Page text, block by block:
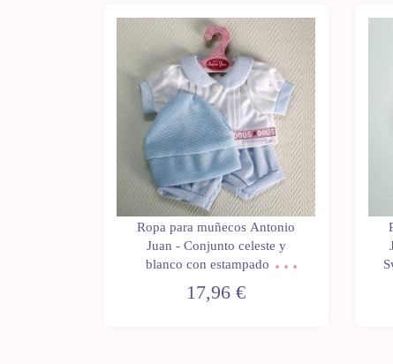
Ropa para muñecos Antonio
Juan - Conjunto celeste y
blanco con estampado de
40-42 cm
17,96 €